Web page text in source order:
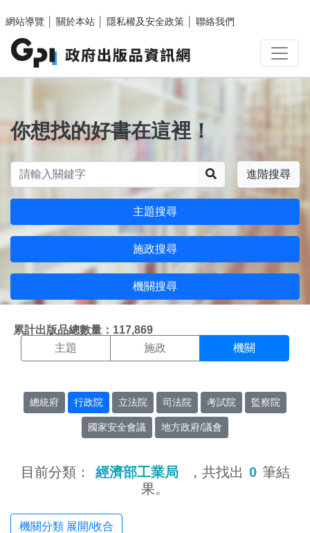
網站導覽
關於本站 隱私權及安全政策 聯絡我們
你想找的好書在這裡！
進階搜尋
主題搜尋
施政搜尋
機關搜尋
累計出版品總數量：117,869
機關搜尋結果頁面
主題 施政 機關
總統府 行政院 立法院 司法院 考試院 監察院
國家安全會議 地方政府/議會
目前分類： 經濟部工業局 ，共找出 0 筆結
果。
機關分類 展開/收合